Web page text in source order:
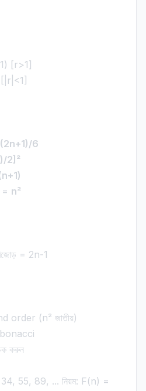
[r>1]
6
2]²
n²
= 2n-1
order (n² জাতীয়)
করুন
55, 89, ... নিয়ম: F(n) =